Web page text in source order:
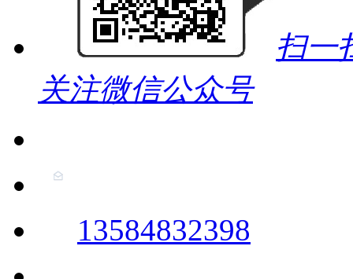
扫一
关注微信公众号
13584832398